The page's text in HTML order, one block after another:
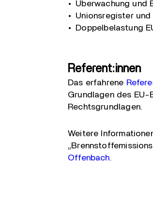
Überwachung und
Unionsregister
Doppelbelastung
Referent:innen
Das erfahrene
Grundlagen des
Rechtsgrundlagen.
Weitere
Offenbach.